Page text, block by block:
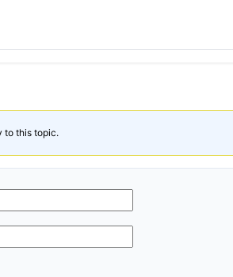
to this topic.